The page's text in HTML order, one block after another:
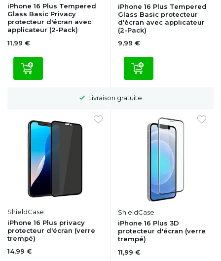
iPhone 16 Plus Tempered
Glass Basic Privacy
protecteur d'écran avec
applicateur (2-Pack)
11,99 €
iPhone 16 Plus Tempered
Glass Basic protecteur
d'écran avec applicateur
(2-Pack)
9,99 €
Délai de rétractation de 100 jours
ShieldCase
iPhone 16 Plus privacy
protecteur d'écran (verre
trempé)
14,99 €
ShieldCase
iPhone 16 Plus 3D
protecteur d'écran (verre
trempé)
11,99 €